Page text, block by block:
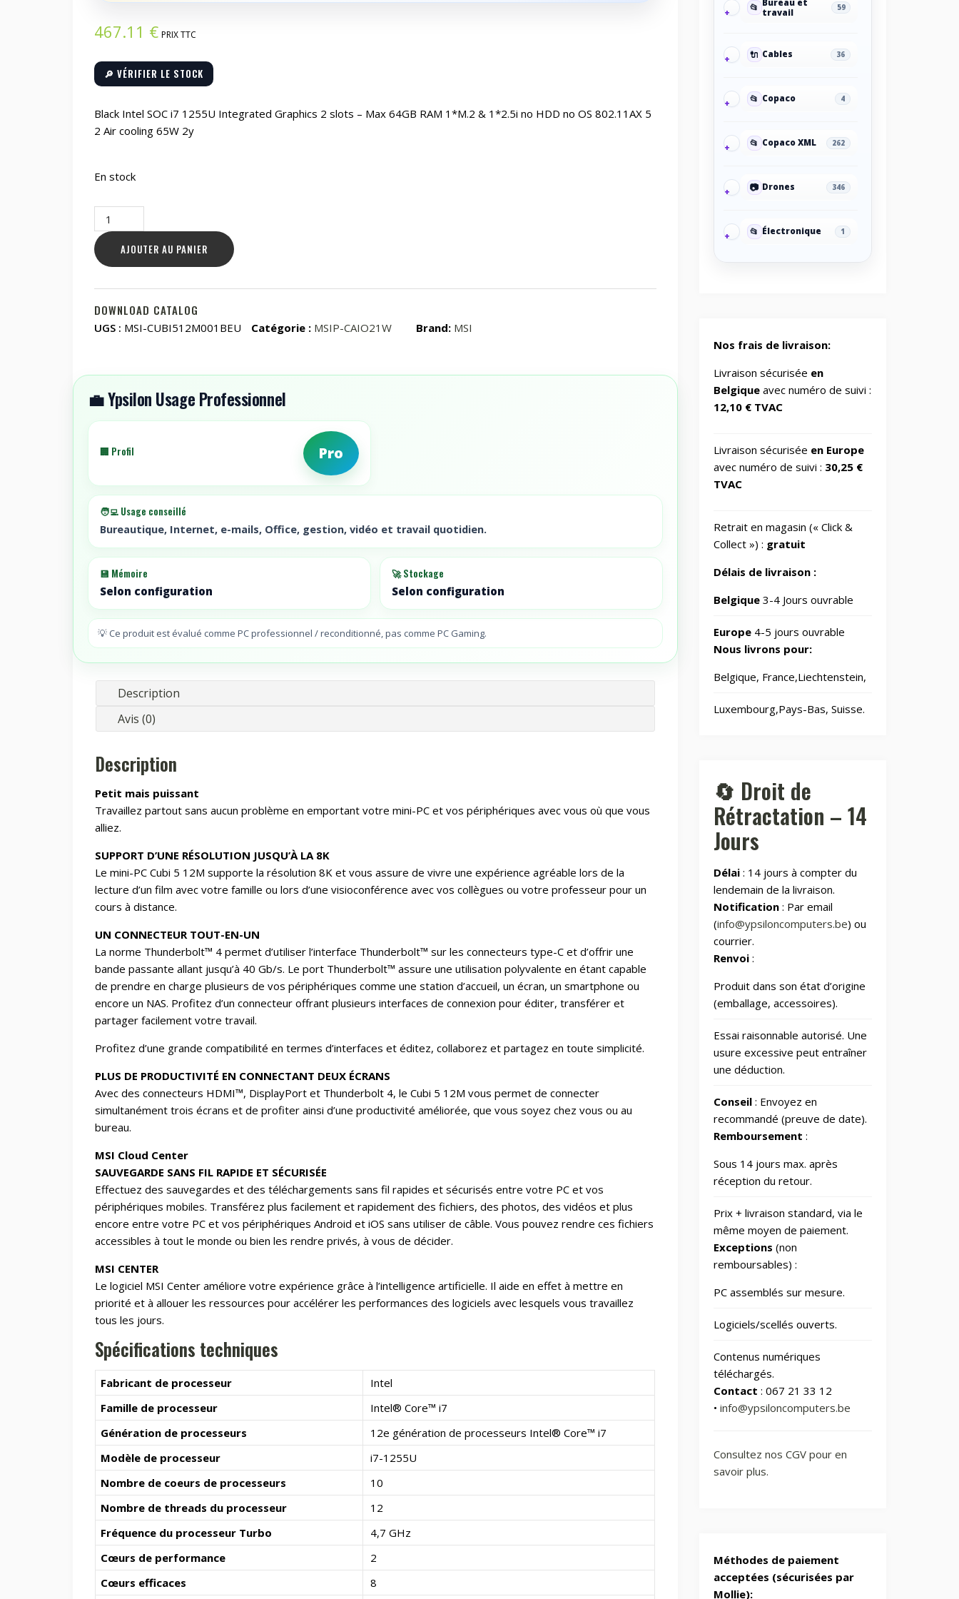
467.11 € PRIX TTC
🔎 VÉRIFIER LE STOCK
Black Intel SOC i7 1255U Integrated Graphics 2 slots – Max 64GB RAM 1*M.2 & 1*2.5i no HDD no OS 802.11AX 5
2 Air cooling 65W 2y
En stock
quantité
de
Black
Intel
1255U
Integrated
-
Max
RAM
&
1*2.5i
no
no
OS
802.11AX
5
2
Air
cooling
65W
AJOUTER AU PANIER
DOWNLOAD CATALOG
UGS : MSI-CUBI512M001BEU Catégorie : MSIP-CAIO21W Brand: MSI
💼 Ypsilon Usage Professionnel
🏢 Profil Pro
🧑‍💻 Usage conseillé
Bureautique, Internet, e-mails, Office, gestion, vidéo et travail quotidien.
💾 Mémoire
Selon configuration
🚀 Stockage
Selon configuration
💡 Ce produit est évalué comme PC professionnel / reconditionné, pas comme PC Gaming.
Description
Avis (0)
Description
Petit mais puissant
Travaillez partout sans aucun problème en emportant votre mini-PC et vos périphériques avec vous où que vous
alliez.
SUPPORT D’UNE RÉSOLUTION JUSQU’À LA 8K
Le mini-PC Cubi 5 12M supporte la résolution 8K et vous assure de vivre une expérience agréable lors de la
lecture d’un film avec votre famille ou lors d’une visioconférence avec vos collègues ou votre professeur pour un
cours à distance.
UN CONNECTEUR TOUT-EN-UN
La norme Thunderbolt™ 4 permet d’utiliser l’interface Thunderbolt™ sur les connecteurs type-C et d’offrir une
bande passante allant jusqu’à 40 Gb/s. Le port Thunderbolt™ assure une utilisation polyvalente en étant capable
de prendre en charge plusieurs de vos périphériques comme une station d’accueil, un écran, un smartphone ou
encore un NAS. Profitez d’un connecteur offrant plusieurs interfaces de connexion pour éditer, transférer et
partager facilement votre travail.
Profitez d’une grande compatibilité en termes d’interfaces et éditez, collaborez et partagez en toute simplicité.
PLUS DE PRODUCTIVITÉ EN CONNECTANT DEUX ÉCRANS
Avec des connecteurs HDMI™, DisplayPort et Thunderbolt 4, le Cubi 5 12M vous permet de connecter
simultanément trois écrans et de profiter ainsi d’une productivité améliorée, que vous soyez chez vous ou au
bureau.
MSI Cloud Center
SAUVEGARDE SANS FIL RAPIDE ET SÉCURISÉE
Effectuez des sauvegardes et des téléchargements sans fil rapides et sécurisés entre votre PC et vos
périphériques mobiles. Transférez plus facilement et rapidement des fichiers, des photos, des vidéos et plus
encore entre votre PC et vos périphériques Android et iOS sans utiliser de câble. Vous pouvez rendre ces fichiers
accessibles à tout le monde ou bien les rendre privés, à vous de décider.
MSI CENTER
Le logiciel MSI Center améliore votre expérience grâce à l’intelligence artificielle. Il aide en effet à mettre en
priorité et à allouer les ressources pour accélérer les performances des logiciels avec lesquels vous travaillez
tous les jours.
Spécifications techniques
Fabricant de processeur
Intel
Famille de processeur
Intel® Core™ i7
Génération de processeurs
12e génération de processeurs Intel® Core™ i7
Modèle de processeur
i7-1255U
Nombre de coeurs de processeurs
10
Nombre de threads du processeur
12
Fréquence du processeur Turbo
4,7 GHz
Cœurs de performance
2
Cœurs efficaces
8
📂 Bureau et
travail
59
🔌 Cables 36
📂 Copaco 4
📂 Copaco XML 262
📷 Drones 346
📂 Électronique 1
🎮 Gaming/Speakers
GSM
smartwatches
📂 Informatique
stands
📂 Jardin
🏠 Maison &
Cuisine
🏠
📂 Maman et bébé
⌚
Montres &
📂 Outdoor 248
📂 Outillage
📷 Photos et
📂 Santé et
64
🏠
Smart
Home/Lighting/Lighting
📱 Smartphones &
Tablets
Loisirs
📂 Vélos &
Nos frais de livraison:
Livraison sécurisée en
Belgiqueavec numéro de suivi :
12,10 € TVAC
Livraison sécurisée en Europe
avec numéro de suivi : 30,25 €
TVAC
Retrait en magasin (« Click &
Collect ») : gratuit
Délais de livraison :
Belgique3-4 Jours ouvrable
Europe4-5 jours ouvrable
Nous livrons pour:
Belgique, France,Liechtenstein,
Luxembourg,Pays-Bas, Suisse.
🔄 Droit de
Rétractation – 14
Jours
Délai: 14 jours à compter du
lendemain de la livraison.
Notification: Par email
(info@ypsiloncomputers.be) ou
courrier.
Renvoi:
Produit dans son état d’origine
(emballage, accessoires).
Essai raisonnable autorisé. Une
usure excessive peut entraîner
une déduction.
Conseil: Envoyez en
recommandé (preuve de date).
Remboursement :
Sous 14 jours max. après
réception du retour.
Prix + livraison standard, via le
même moyen de paiement.
Exceptions (non
remboursables) :
PC assemblés sur mesure.
Logiciels/scellés ouverts.
Contenus numériques
téléchargés.
Contact : 067 21 33 12
• info@ypsiloncomputers.be
Consultez nos CGV pour en
savoir plus.
Méthodes de paiement
acceptées (sécurisées par
Mollie):